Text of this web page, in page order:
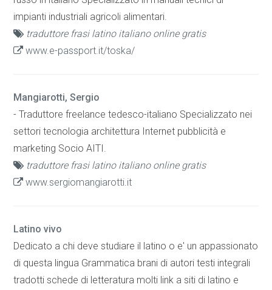
impianti industriali agricoli alimentari.
traduttore frasi latino italiano online gratis
www.e-passport.it/toska/
Mangiarotti, Sergio
- Traduttore freelance tedesco-italiano Specializzato nei
settori tecnologia architettura Internet pubblicità e
marketing Socio AITI.
traduttore frasi latino italiano online gratis
www.sergiomangiarotti.it
Latino vivo
Dedicato a chi deve studiare il latino o e' un appassionato
di questa lingua Grammatica brani di autori testi integrali
tradotti schede di letteratura molti link a siti di latino e